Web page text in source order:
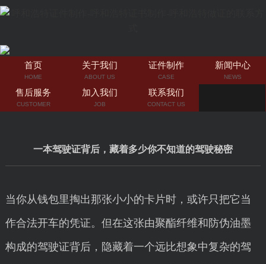
首页
HOME
关于我们
ABOUT US
证件制作
CASE
新闻中心
NEWS
售后服务
CUSTOMER
加入我们
JOB
联系我们
CONTACT US
一本驾驶证背后，藏着多少你不知道的驾驶秘密
当你从钱包里掏出那张小小的卡片时，或许只把它当
作合法开车的凭证。但在这张由聚酯纤维和防伪油墨
构成的驾驶证背后，隐藏着一个远比想象中复杂的驾